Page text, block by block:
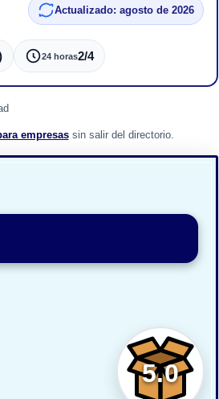
Actualizado: agosto de 2026
24 horas2/4
empresassin salir del directorio.
5.0